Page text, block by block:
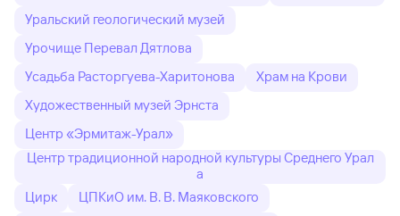
Уральский геологический музей
Урочище Перевал Дятлова
Усадьба Расторгуева-Харитонова
Храм на Крови
Художественный музей Эрнста
Центр «Эрмитаж-Урал»
Центр традиционной народной культуры Среднего Урал
а
Цирк
ЦПКиО им. В. В. Маяковского